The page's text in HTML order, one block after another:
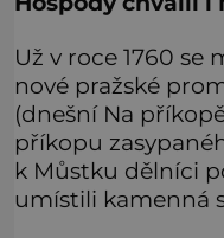
Už v roce 1760
nové pražské
(dnešní Na
příkopu
k Můstku dělníci
umístili kamenná